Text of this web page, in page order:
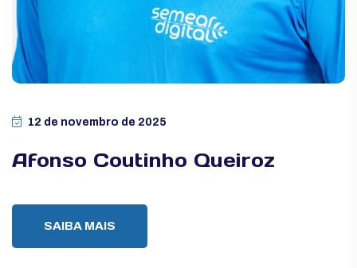
12 de novembro de 2025
Afonso Coutinho Queiroz
SAIBA MAIS